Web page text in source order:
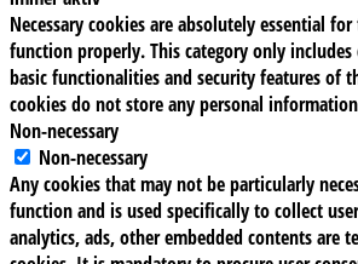
Necessary cookies are absolutely essential
function properly. This category only includes
basic functionalities and security features of
cookies do not store any personal
Non-necessary
Non-necessary
Any cookies that may not be particularly
function and is used specifically to collect
analytics, ads, other embedded contents are